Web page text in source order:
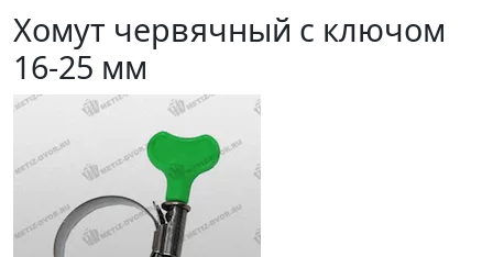
Хомут червячный с ключом
16-25 мм